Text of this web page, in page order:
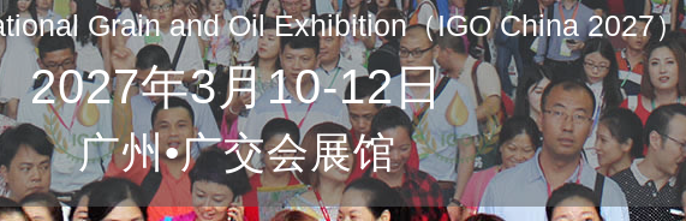
Grain and Oil Exhibition（IGO China 2027）
2027年3月10-12日
广州•广交会展馆